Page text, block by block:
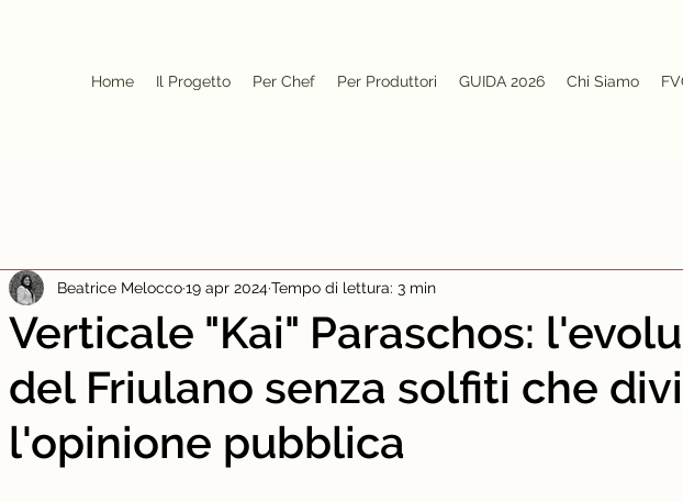
Home Il Progetto Per Chef Per Produttori GUIDA 2026 Chi Siamo
Verticale "Kai" Paraschos:
del Friulano senza solfiti che
l'opinione pubblica
Beatrice Melocco19 apr 2024Tempo di lettura: 3 min